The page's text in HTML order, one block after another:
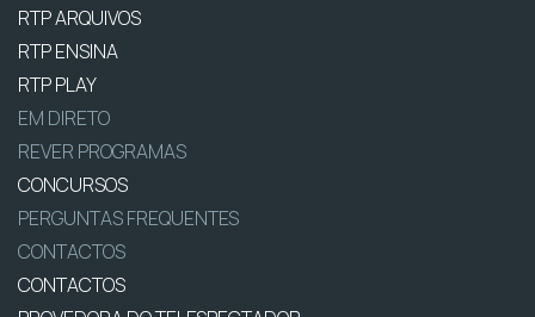
RTP ARQUIVOS
RTP ENSINA
RTP PLAY
EM DIRETO
REVER PROGRAMAS
CONCURSOS
PERGUNTAS FREQUENTES
CONTACTOS
CONTACTOS